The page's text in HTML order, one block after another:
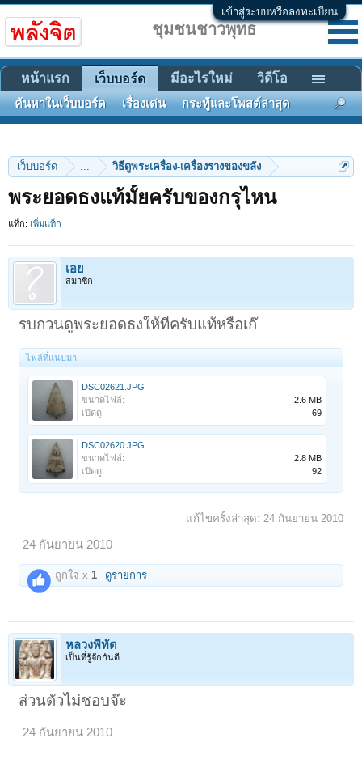
เข้าสู่ระบบหรือลงทะเบียน
เว็บบอร์ด ... วิธีดูพระเครื่อง-เครื่องรางของขลัง
พระยอดธงแท้มั้ยครับของกรุไหน
แท็ก: เพิ่มแท็ก
เอย
สมาชิก
รบกวนดูพระยอดธงให้ทีครับแท้หรือเก๊
ไฟล์ที่แนบมา:
DSC02621.JPG
ขนาดไฟล์:
2.6 MB
เปิดดู:
69
DSC02620.JPG
ขนาดไฟล์:
2.8 MB
เปิดดู:
92
แก้ไขครั้งล่าสุด: 24 กันยายน 2010
24 กันยายน 2010
ถูกใจ x1 ดูรายการ
หลวงพี่ทัต
เป็นที่รู้จักกันดี
ส่วนตัวไม่ชอบจ๊ะ
24 กันยายน 2010
ชุมชนชาวพุทธ
หน้าแรก เว็บบอร์ด
ค้นหาในเว็บบอร์ด เรื่องเด่น กระทู้และโพสต์ล่าสุด
มีอะไรใหม่ วิดีโอ